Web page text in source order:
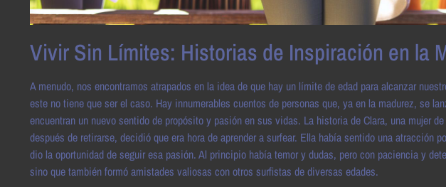
Vivir Sin Límites: Historias de Inspiración en la
A menudo, nos encontramos atrapados en la idea de que hay un límite de edad para alcanzar
este no tiene que ser el caso. Hay innumerables cuentos de personas que, ya en la madurez, se
encuentran un nuevo sentido de propósito y pasión en sus vidas. La historia de Clara, una mujer
después de retirarse, decidió que era hora de aprender a surfear. Ella había sentido una atracción
dio la oportunidad de seguir esa pasión. Al principio había temor y dudas, pero con paciencia y
sino que también formó amistades valiosas con otros surfistas de diversas edades.